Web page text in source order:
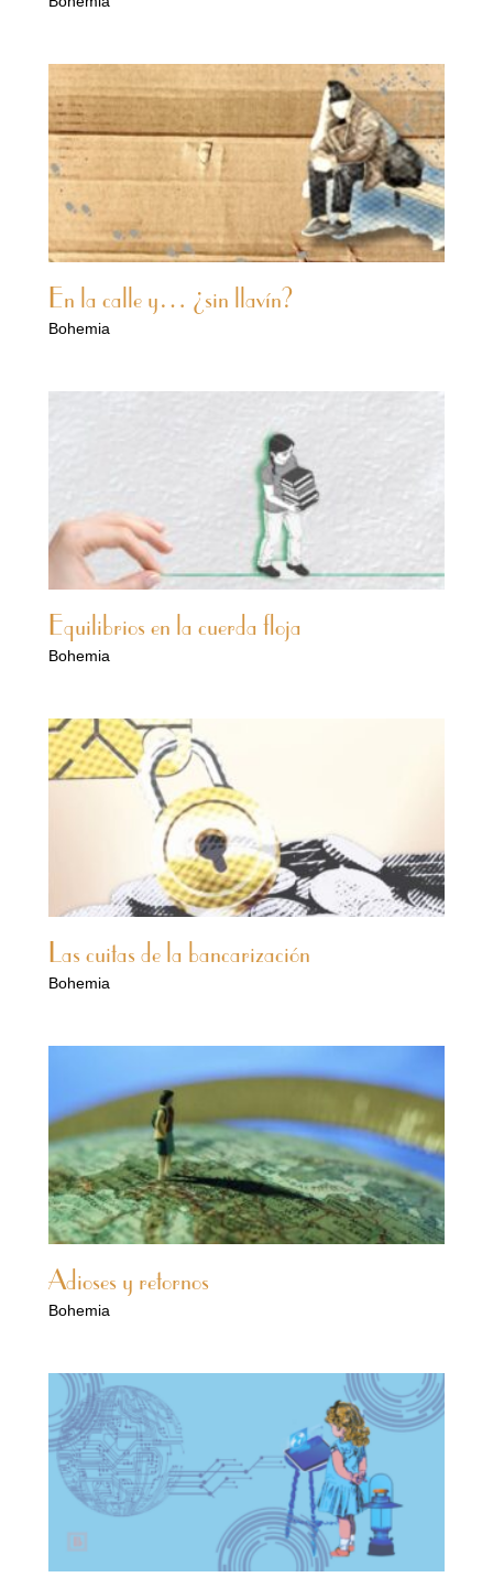
En la calle y… ¿sin llavín?
Bohemia
Equilibrios en la cuerda floja
Bohemia
Las cuitas de la bancarización
Bohemia
Adioses y retornos
Bohemia